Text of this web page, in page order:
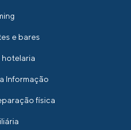
e bares
hotelaria
Informação
física